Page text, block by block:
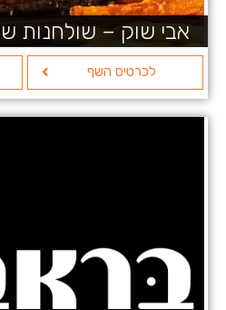
אבי שוק – שולחנות
לכרטיס השף